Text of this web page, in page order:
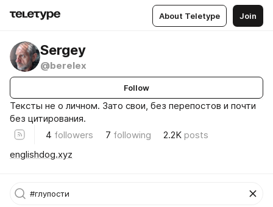
About Teletype Join
Sergey
@berelex
Follow
Тексты не о личном. Зато свои, без перепостов и почти
без цитирования.
4 followers 7 following 2.2K posts
englishdog.xyz